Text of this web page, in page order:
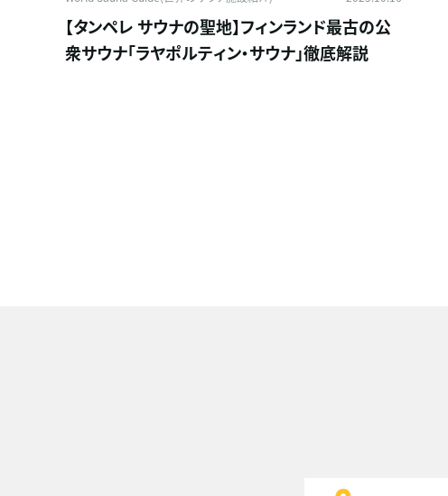
【タンペレ サウナの聖地】フィンランド最古の公
衆サウナ「ラヤポルティン・サウナ」徹底解説